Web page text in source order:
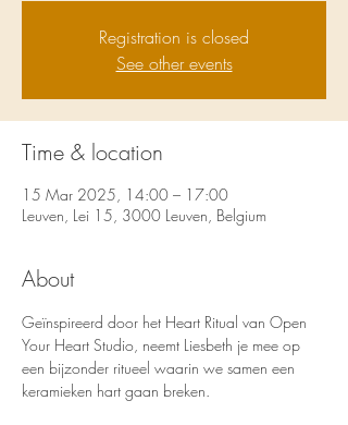
Registration is closed
See other events
Time & location
15 Mar 2025, 14:00 – 17:00
Leuven, Lei 15, 3000 Leuven, Belgium
About
Geïnspireerd door het Heart Ritual van Open
Your Heart Studio, neemt Liesbeth je mee op
een bijzonder ritueel waarin we samen een
keramieken hart gaan breken.